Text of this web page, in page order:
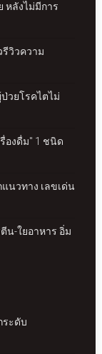
หลังไม่มีการ
วิวความ
วยโรคไตไม่
องดื่ม" 1 ชนิด
นวทาง เลขเด่น
น-ใยอาหาร อิ่ม
ระดับ